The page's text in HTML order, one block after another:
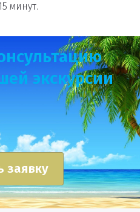
минут.
экскурсии
заявку